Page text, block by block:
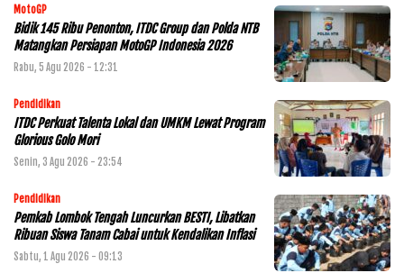
MotoGP
Bidik 145 Ribu Penonton, ITDC Group dan Polda NTB
Matangkan Persiapan MotoGP Indonesia 2026
Rabu, 5 Agu 2026 - 12:31
Pendidikan
ITDC Perkuat Talenta Lokal dan UMKM Lewat Program
Glorious Golo Mori
Senin, 3 Agu 2026 - 23:54
Pendidikan
Pemkab Lombok Tengah Luncurkan BESTI, Libatkan
Ribuan Siswa Tanam Cabai untuk Kendalikan Inflasi
Sabtu, 1 Agu 2026 - 09:13